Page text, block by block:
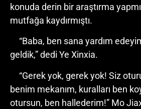
konuda derin bir araştırma
mutfağa kaydırmıştı.
“Baba, ben sana yardım
geldik,” dedi Ye Xinxia.
“Gerek yok, gerek yok! Siz
benim mekanım, kuralları ben
otursun, ben hallederim!” Mo